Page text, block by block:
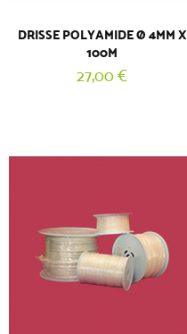
DRISSE POLYAMIDE Ø 4MM X
100M
27,00 €